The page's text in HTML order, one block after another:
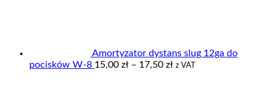
Amortyzator dystans slug 12ga do
pocisków W-8 15,00 zł – 17,50 złZakres
z VAT